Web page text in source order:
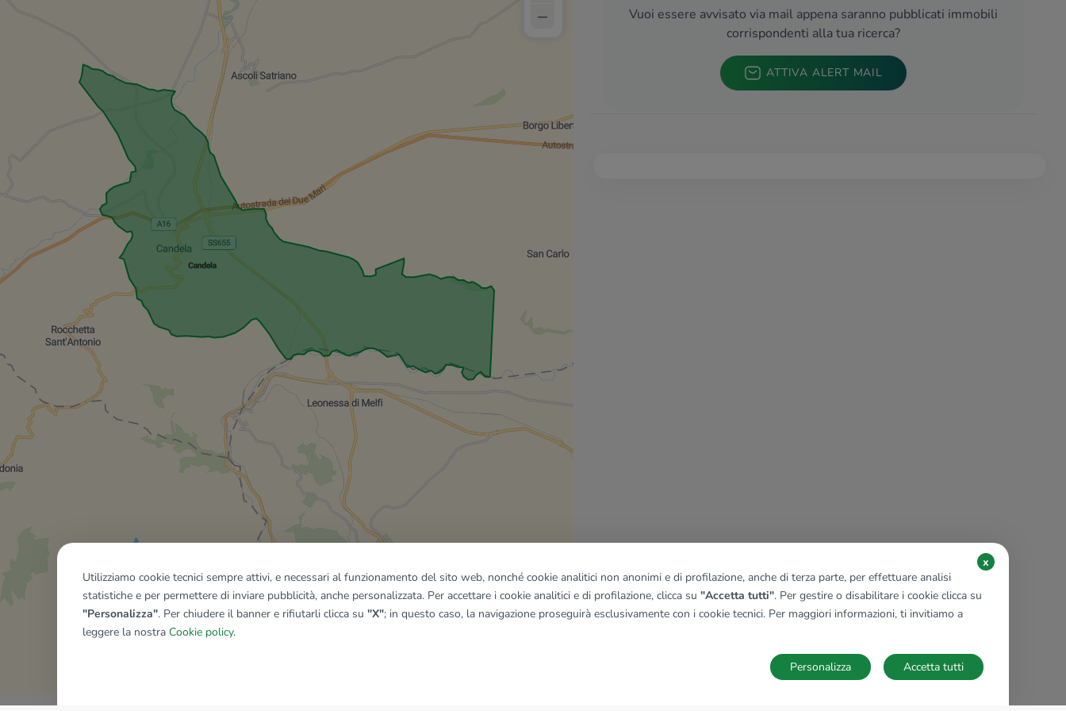
Vuoi essere avvisato via mail appena saranno pubblicati immobili
corrispondenti alla tua ricerca?
ATTIVA ALERT MAIL
–
Mostra tutti gli immobili del riquadro
Utilizziamo cookie tecnici sempre attivi, e necessari al funzionamento del sito web, nonché cookie analitici non anonimi e di profilazione, anche di terza parte, per effettuare analisi
statistiche e per permettere di inviare pubblicità, anche personalizzata. Per accettare i cookie analitici e di profilazione, clicca su "Accetta tutti". Per gestire o disabilitare i cookie clicca su
"Personalizza". Per chiudere il banner e rifiutarli clicca su "X"; in questo caso, la navigazione proseguirà esclusivamente con i cookie tecnici. Per maggiori informazioni, ti invitiamo a
leggere la nostra Cookie policy.
x
Accetta tutti
Personalizza